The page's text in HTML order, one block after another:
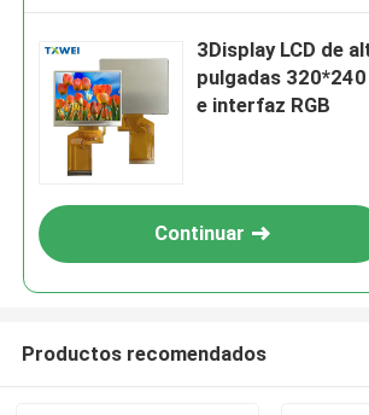
3Display LCD de
pulgadas
e interfaz RGB
Continuar
Productos recomendados